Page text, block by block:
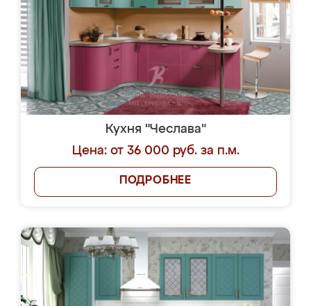
Кухня "Чеслава"
Цена: от 36 000 руб. за п.м.
ПОДРОБНЕЕ